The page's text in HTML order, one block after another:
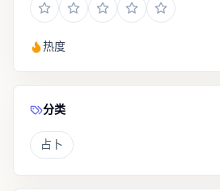
热度
分类
占卜